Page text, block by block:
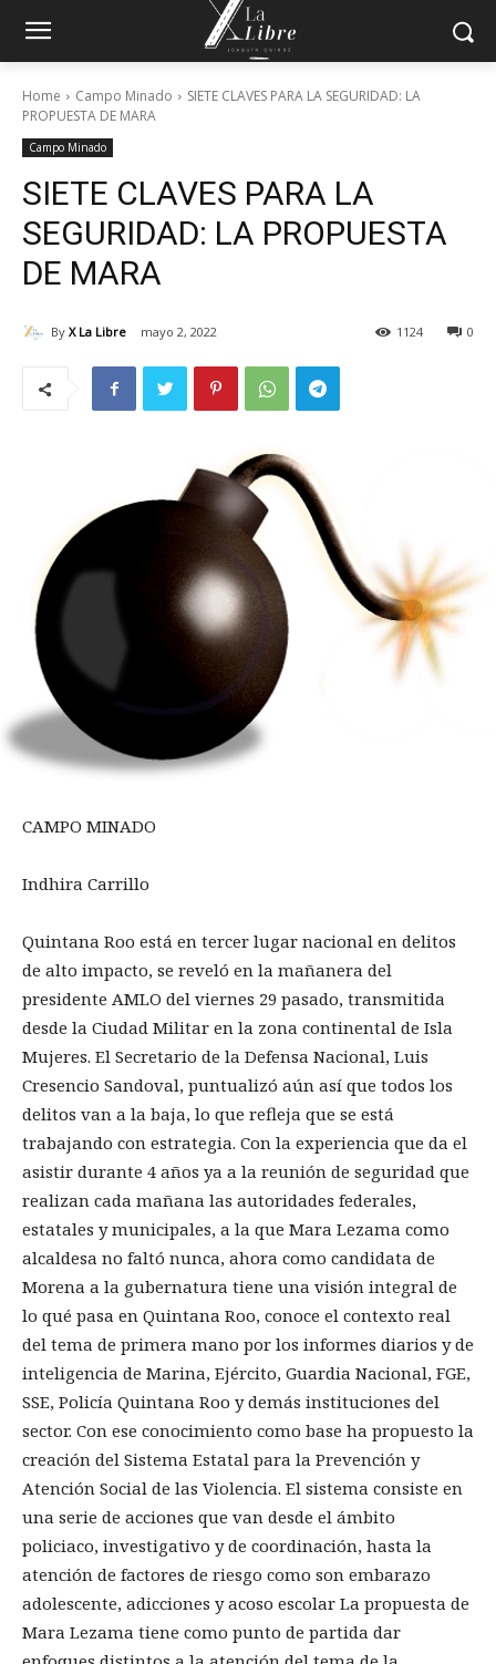
Home Campo Minado
SIETE CLAVES PARA LA SEGURIDAD: LA
PROPUESTA DE MARA
Campo Minado
SIETE CLAVES PARA LA
SEGURIDAD: LA PROPUESTA
DE MARA
By X La Libre mayo 2, 2022 0
1124
CAMPO MINADO
Indhira Carrillo
Quintana Roo está en tercer lugar nacional en delitos
de alto impacto, se reveló en la mañanera del
presidente AMLO del viernes 29 pasado, transmitida
desde la Ciudad Militar en la zona continental de Isla
Mujeres. El Secretario de la Defensa Nacional, Luis
Cresencio Sandoval, puntualizó aún así que todos los
delitos van a la baja, lo que refleja que se está
trabajando con estrategia. Con la experiencia que da el
asistir durante 4 años ya a la reunión de seguridad que
realizan cada mañana las autoridades federales,
estatales y municipales, a la que Mara Lezama como
alcaldesa no faltó nunca, ahora como candidata de
Morena a la gubernatura tiene una visión integral de
lo qué pasa en Quintana Roo, conoce el contexto real
del tema de primera mano por los informes diarios y de
inteligencia de Marina, Ejército, Guardia Nacional, FGE,
SSE, Policía Quintana Roo y demás instituciones del
sector. Con ese conocimiento como base ha propuesto la
creación del Sistema Estatal para la Prevención y
Atención Social de las Violencia. El sistema consiste en
una serie de acciones que van desde el ámbito
policiaco, investigativo y de coordinación, hasta la
atención de factores de riesgo como son embarazo
adolescente, adicciones y acoso escolar La propuesta de
Mara Lezama tiene como punto de partida dar